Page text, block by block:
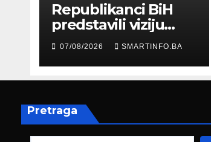
Republikanci BiH
predstavili viziju
moderne Bosne i
Hercegovine
ambasadoru
Njemačke
07/08/2026 SMARTINFO.BA
Pretraga